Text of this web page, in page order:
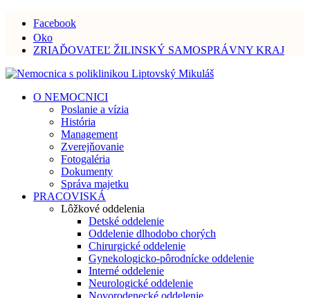
Facebook
Oko
ZRIAĎOVATEĽ ŽILINSKÝ SAMOSPRÁVNY KRAJ
O NEMOCNICI
Poslanie a vízia
História
Management
Zverejňovanie
Fotogaléria
Dokumenty
Správa majetku
PRACOVISKÁ
Lôžkové oddelenia
Detské oddelenie
Oddelenie dlhodobo chorých
Chirurgické oddelenie
Gynekologicko-pôrodnícke oddelenie
Interné oddelenie
Neurologické oddelenie
Novorodenecké oddelenie